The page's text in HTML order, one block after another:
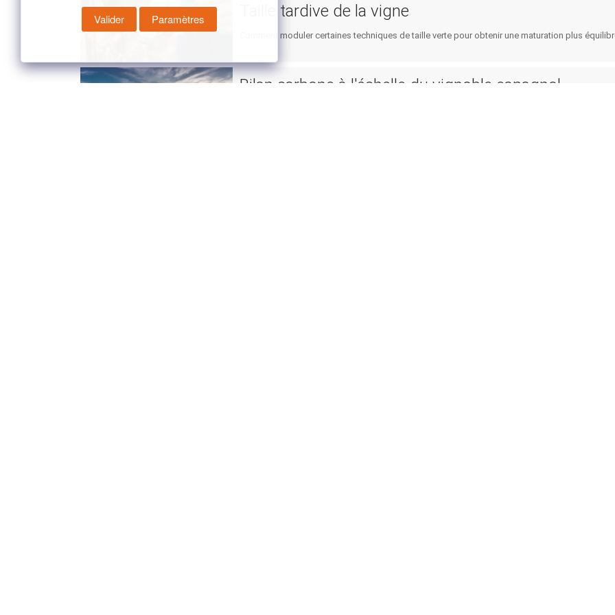
Taille tardive de la vigne
Comment moduler certaines techniques de taille verte pour obtenir une maturation plus
Bilan carbone à l'échelle du vignoble espagnol
Valider Paramètres